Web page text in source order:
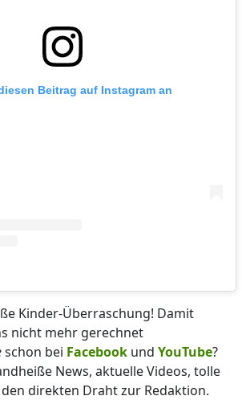
Beitrag auf Instagram an
Kinder-Überraschung! Damit
nicht mehr gerechnet
schon bei Facebook und YouTube?
News, aktuelle Videos, tolle
direkten Draht zur Redaktion.